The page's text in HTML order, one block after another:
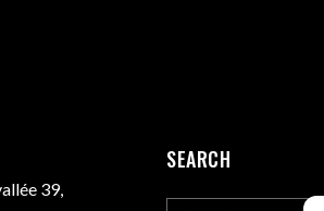
39,
SEARCH